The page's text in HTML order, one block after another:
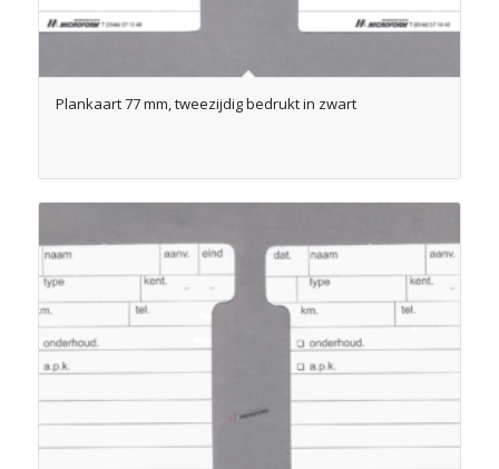
Plankaart 77 mm, tweezijdig bedrukt in zwart